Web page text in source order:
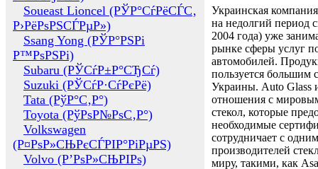
Soueast Lioncel (РЎР°СѓРёСЃС‚
Р›РёРѕРЅСЃРµР»)
Ssang Yong (РЎР°РЅРі
Р™РѕРЅРі)
Subaru (РЎСѓР±Р°СЂСѓ)
Suzuki (РЎСѓР·СѓРєРё)
Tata (РўР°С‚Р°)
Toyota (РўРѕР№РѕС‚Р°)
Volkswagen
(Р¤РѕР»СЊРєСЃРІР°РіРµРЅ)
Volvo (Р’РѕР»СЊРІРѕ)
Украинская
на недолгий период
2004 года) уже
рынке сферы услуг
автомобилей.
пользуется большим
Украины. Auto Glass
отношения с
стекол, которые
необходимые
сотрудничает с
производителей
миру, такими, как